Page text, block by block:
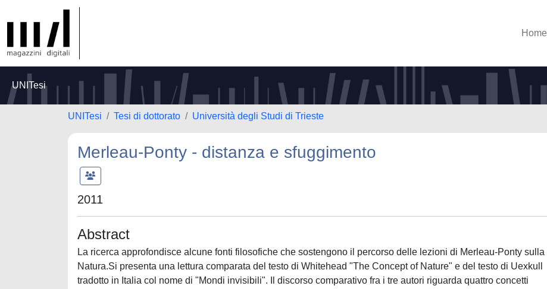
Home
UNITesi
UNITesi Tesi di dottorato Università degli Studi di Trieste
Merleau-Ponty - distanza e sfuggimento
2011
Abstract
La ricerca approfondisce alcune fonti filosofiche che sostengono il percorso delle lezioni di Merleau-Ponty sulla
Natura.Si presenta una lettura comparata del testo di Whitehead "The Concept of Nature" e del testo di Uexkull
tradotto in Italia col nome di "Mondi invisibili". Il discorso comparativo fra i tre autori riguarda quattro concetti